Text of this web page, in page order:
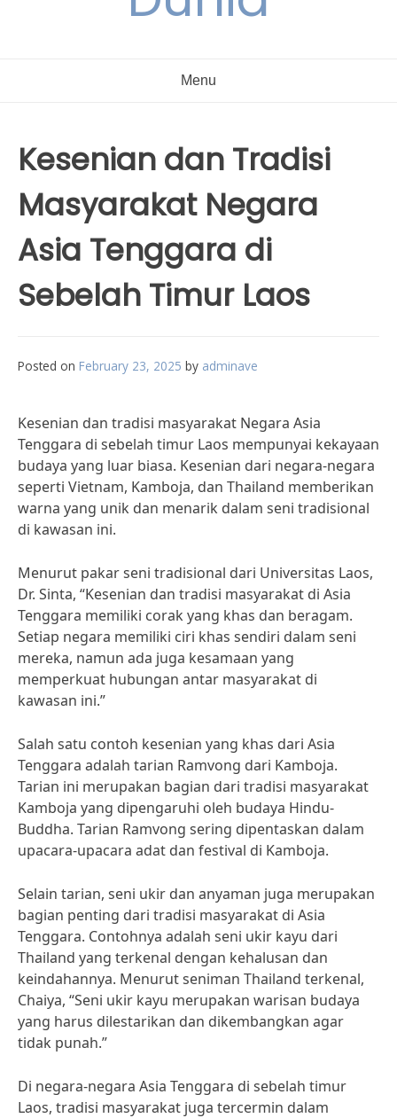
Menu
Kesenian dan Tradisi
Masyarakat Negara
Asia Tenggara di
Sebelah Timur Laos
Posted on February 23, 2025 by adminave
Kesenian dan tradisi masyarakat Negara Asia
Tenggara di sebelah timur Laos mempunyai kekayaan
budaya yang luar biasa. Kesenian dari negara-negara
seperti Vietnam, Kamboja, dan Thailand memberikan
warna yang unik dan menarik dalam seni tradisional
di kawasan ini.
Menurut pakar seni tradisional dari Universitas Laos,
Dr. Sinta, “Kesenian dan tradisi masyarakat di Asia
Tenggara memiliki corak yang khas dan beragam.
Setiap negara memiliki ciri khas sendiri dalam seni
mereka, namun ada juga kesamaan yang
memperkuat hubungan antar masyarakat di
kawasan ini.”
Salah satu contoh kesenian yang khas dari Asia
Tenggara adalah tarian Ramvong dari Kamboja.
Tarian ini merupakan bagian dari tradisi masyarakat
Kamboja yang dipengaruhi oleh budaya Hindu-
Buddha. Tarian Ramvong sering dipentaskan dalam
upacara-upacara adat dan festival di Kamboja.
Selain tarian, seni ukir dan anyaman juga merupakan
bagian penting dari tradisi masyarakat di Asia
Tenggara. Contohnya adalah seni ukir kayu dari
Thailand yang terkenal dengan kehalusan dan
keindahannya. Menurut seniman Thailand terkenal,
Chaiya, “Seni ukir kayu merupakan warisan budaya
yang harus dilestarikan dan dikembangkan agar
tidak punah.”
Di negara-negara Asia Tenggara di sebelah timur
Laos, tradisi masyarakat juga tercermin dalam